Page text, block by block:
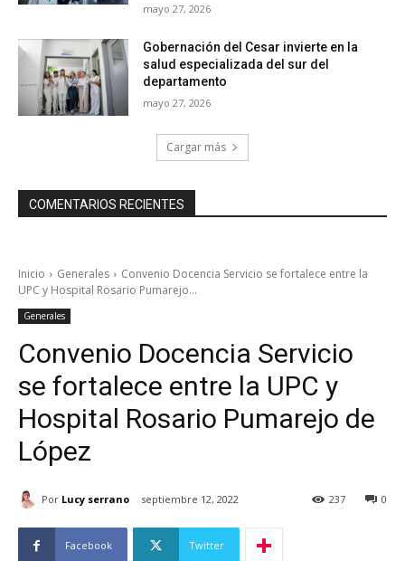
mayo 27, 2026
Gobernación del Cesar invierte en la
salud especializada del sur del
departamento
mayo 27, 2026
Cargar más
COMENTARIOS RECIENTES